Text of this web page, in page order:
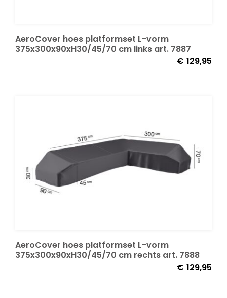
Buitenkleden
Verlichting
Onderhoud
Onze merken
AeroCover hoes platformset L-vorm
375x300x90xH30/45/70 cm links art. 7887
€ 129,95
AeroCover hoes platformset L-vorm
375x300x90xH30/45/70 cm rechts art. 7888
€ 129,95